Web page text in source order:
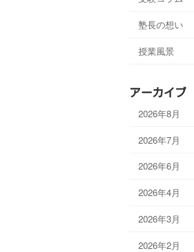
塾長の想い
授業風景
アーカイブ
2026年8月
2026年7月
2026年6月
2026年4月
2026年3月
2026年2月